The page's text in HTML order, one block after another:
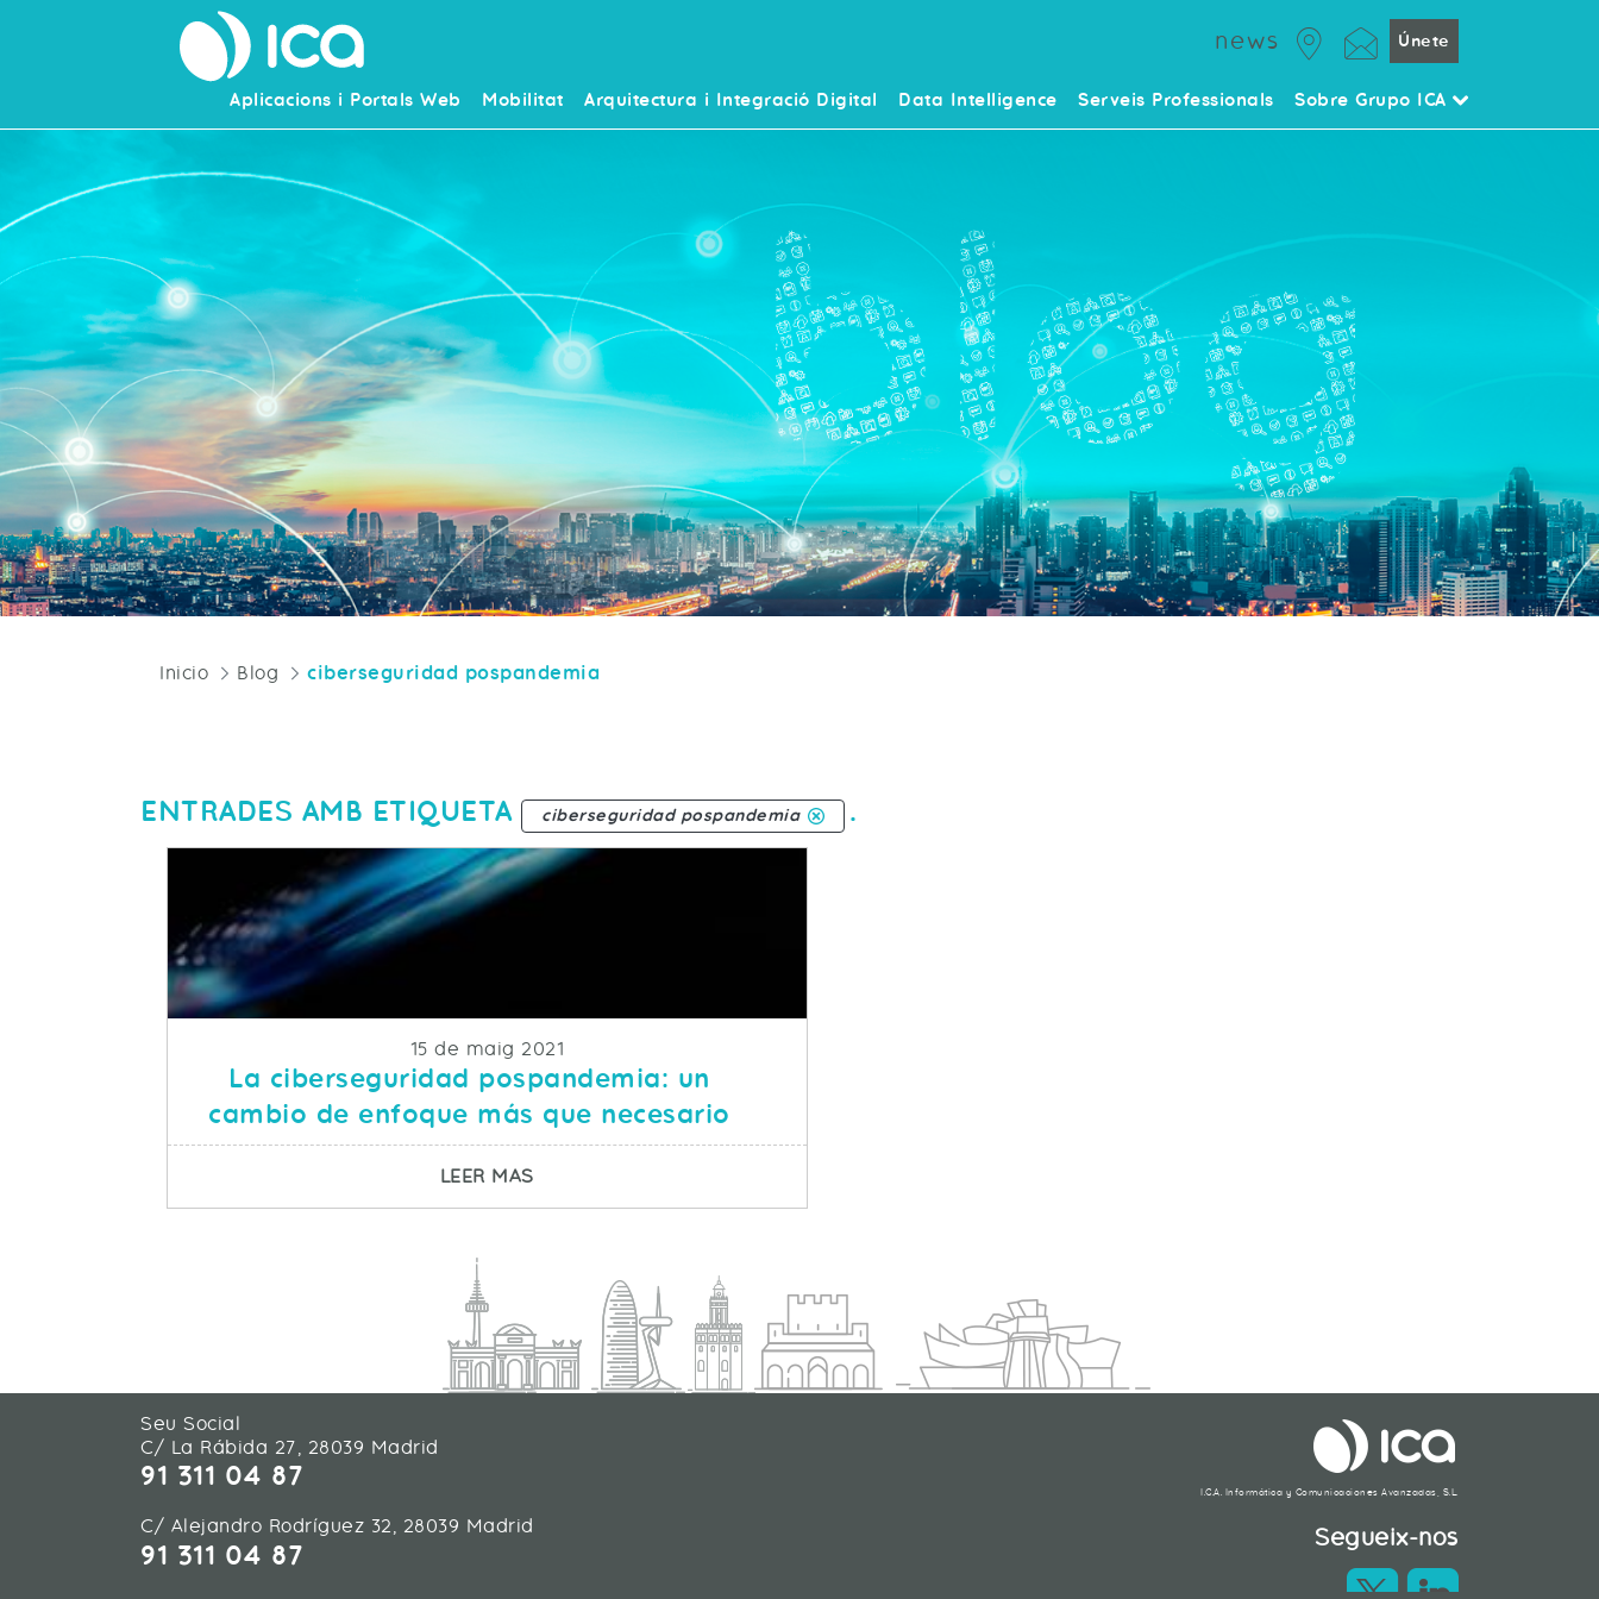
news Únete
Aplicacions i Portals Web Mobilitat Arquitectura i Integració Digital Data Intelligence Serveis Professionals Sobre Grupo ICA
Inicio Blog ciberseguridad pospandemia
ENTRADES AMB ETIQUETA ciberseguridad pospandemia .
Fecha de publicacion
15 de maig 2021
La ciberseguridad pospandemia: un
cambio de enfoque más que necesario
LEER MASSOBRE LA CIBERSEGURIDAD POSPANDEMIA: UN CAMBIO DE ENFOQUE MÁS QUE NECESARIO
Seu Social
C/ La Rábida 27, 28039 Madrid
91 311 04 87
C/ Alejandro Rodríguez 32, 28039 Madrid
91 311 04 87
I.C.A. Informática y Comunicaciones Avanzadas, S.L.
Segueix-nos